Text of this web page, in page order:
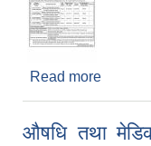
Read more
औषधि तथा